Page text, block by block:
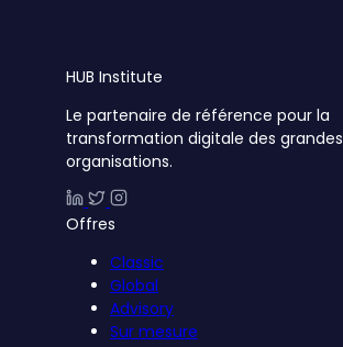
HUB Institute
Le partenaire de référence pour la
transformation digitale des grandes
organisations.
Offres
Classic
Global
Advisory
Sur mesure